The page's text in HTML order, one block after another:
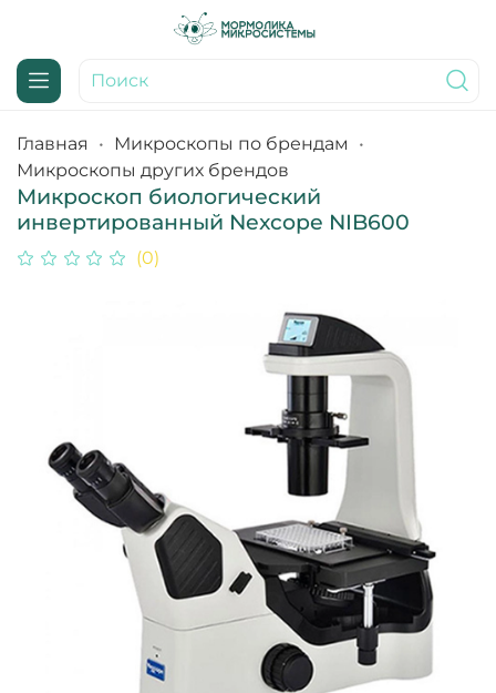
Главная
Микроскопы по брендам
Микроскопы других брендов
Микроскоп биологический
инвертированный Nexcope NIB600
(0)